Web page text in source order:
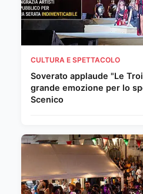
CULTURA E SPETTACOLO
Soverato applaude "Le
grande emozione per lo
Scenico